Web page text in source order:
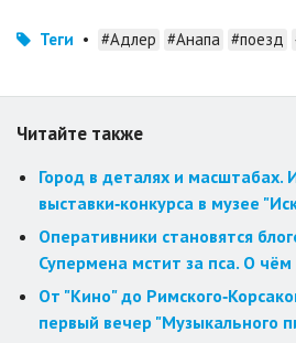
Теги • #Адлер #Анапа #поезд
Читайте также
Город в деталях и масштабах.
выставки‑конкурса в музее
Оперативники становятся
Супермена мстит за пса. О чём
От "Кино" до
первый вечер "Музыкального